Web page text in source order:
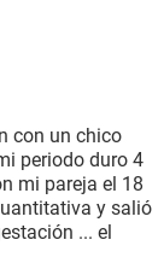
con un chico
periodo duro 4
mi pareja el 18
y salió
... el